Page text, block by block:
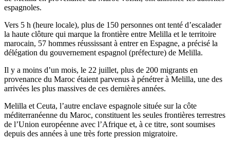
espagnoles.
Vers 5 h (heure locale), plus de 150 personnes ont tenté d’escalader
la haute clôture qui marque la frontière entre Melilla et le territoire
marocain, 57 hommes réussissant à entrer en Espagne, a précisé la
délégation du gouvernement espagnol (préfecture) de Melilla.
Il y a moins d’un mois, le 22 juillet, plus de 200 migrants en
provenance du Maroc étaient parvenus à pénétrer à Melilla, une des
arrivées les plus massives de ces dernières années.
Melilla et Ceuta, l’autre enclave espagnole située sur la côte
méditerranéenne du Maroc, constituent les seules frontières terrestres
de l’Union européenne avec l’Afrique et, à ce titre, sont soumises
depuis des années à une très forte pression migratoire.